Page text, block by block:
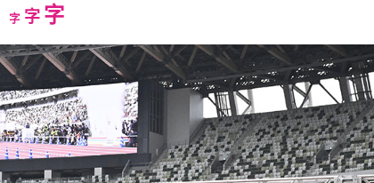
字Decrease
size.
字Reset
size.
字Increase
font
size.